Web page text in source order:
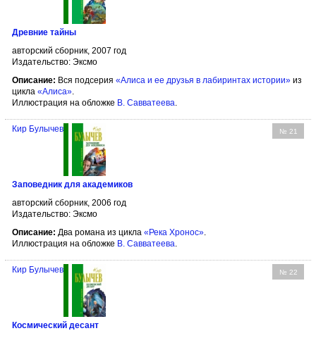
Древние тайны
авторский сборник, 2007 год
Издательство: Эксмо
Описание: Вся подсерия «Алиса и ее друзья в лабиринтах истории» из
цикла «Алиса».
Иллюстрация на обложке В. Савватеева.
№ 21
Кир Булычев
Заповедник для академиков
авторский сборник, 2006 год
Издательство: Эксмо
Описание: Два романа из цикла «Река Хронос».
Иллюстрация на обложке В. Савватеева.
№ 22
Кир Булычев
Космический десант